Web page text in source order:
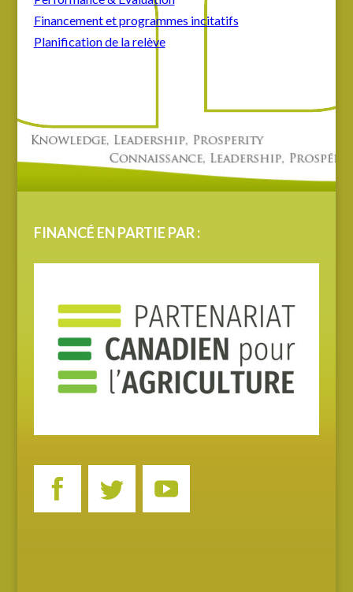
Financement et programmes incitatifs
Planification de la relève
FINANCÉ EN PARTIE PAR :